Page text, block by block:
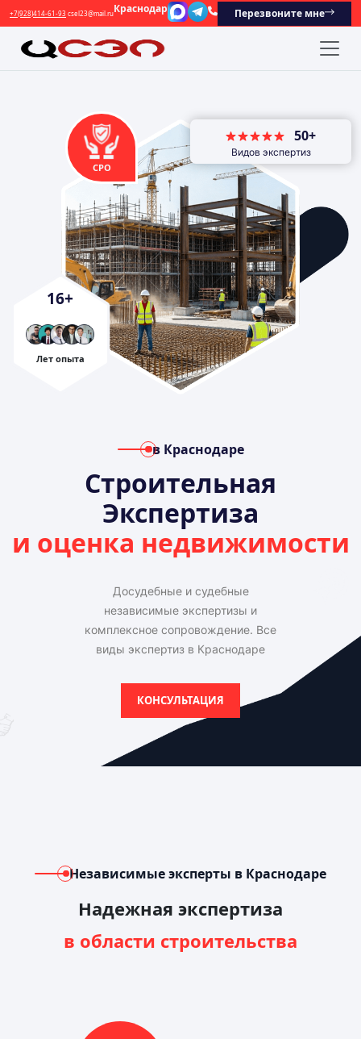
+7(928)414-61-93 csel23@mail.ruКраснодар Перезвоните мне
в Краснодаре
Строительная
Экспертиза
и оценка недвижимости
Досудебные и судебные
независимые экспертизы и
комплексное сопровождение. Все
виды экспертиз в Краснодаре
КОНСУЛЬТАЦИЯ
16+
Лет опыта
СРО
50+
Видов экспертиз
Независимые эксперты в Краснодаре
Надежная экспертиза
в области строительства